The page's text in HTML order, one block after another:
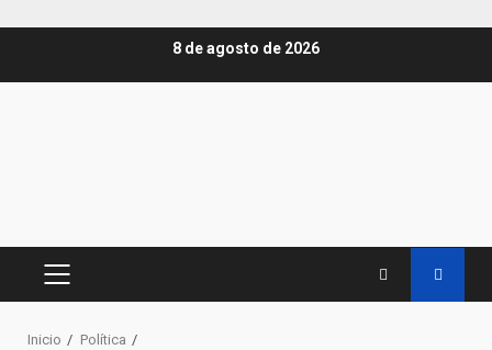
8 de agosto de 2026
MENÚ
Inicio
Política